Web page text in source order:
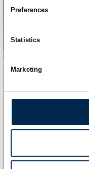
Preferences
Statistics
Marketing